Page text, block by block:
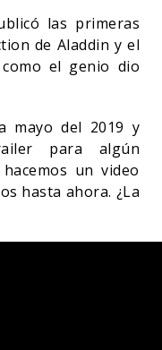
las primeras
de Aladdin y el
como el genio dio
mayo del 2019 y
para algún
un video
hasta ahora. ¿La